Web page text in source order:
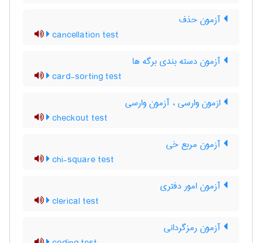
آزمون حذف
cancellation test
آزمون دسته بندی برگه ها
card-sorting test
ازمون وارسی ، آزمون وارسی
checkout test
آزمون مربع خی
chi-square test
آزمون امور دفتری
clerical test
آزمون رمزگردانی